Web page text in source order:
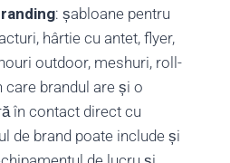
: șabloane pentru
hârtie cu antet, flyer,
outdoor, meshuri, roll-
care brandul are și o
în contact direct cu
de brand poate include și